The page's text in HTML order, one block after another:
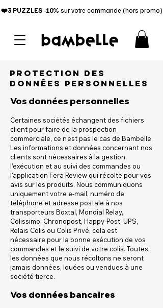
❤️3 PUZZLES -10% sur votre commande (hors promo)
Protection des
données personnelles
Vos données personnelles
Certaines sociétés échangent des fichiers
client pour faire de la prospection
commerciale, ce n’est pas le cas de Bambelle.
Les informations et données concernant nos
clients sont nécessaires à la gestion,
l’exécution et au suivi des commandes ou
l'application Fera Review qui récolte pour vos
avis sur les produits. Nous communiquons
uniquement votre e-mail, numéro de
téléphone et adresse postale à nos
transporteurs Boxtal, Mondial Relay,
Colissimo, Chronopost, Happy-Post, UPS,
Relais Colis ou Colis Privé, cela est
nécessaire pour la bonne exécution de vos
commandes et le suivi de votre colis. Toutes
les données que nous récoltons ne seront
jamais données, louées ou vendues à une
société tierce.
Vos données bancaires